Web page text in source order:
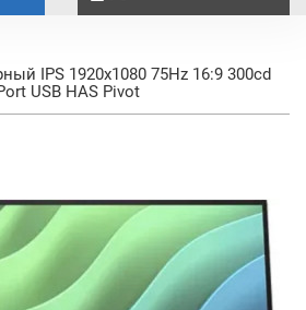
IPS 1920x1080 75Hz 16:9 300cd
USB HAS Pivot